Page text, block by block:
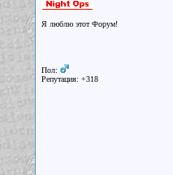
Я люблю этот Форум!
Пол:
Репутация: +318